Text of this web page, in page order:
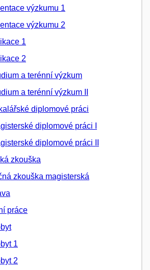
výzkumu 1
výzkumu 2
1
2
a terénní výzkum
a terénní výzkum II
diplomové práci
diplomové práci I
diplomové práci II
zkouška
zkouška magisterská
práce
1
2